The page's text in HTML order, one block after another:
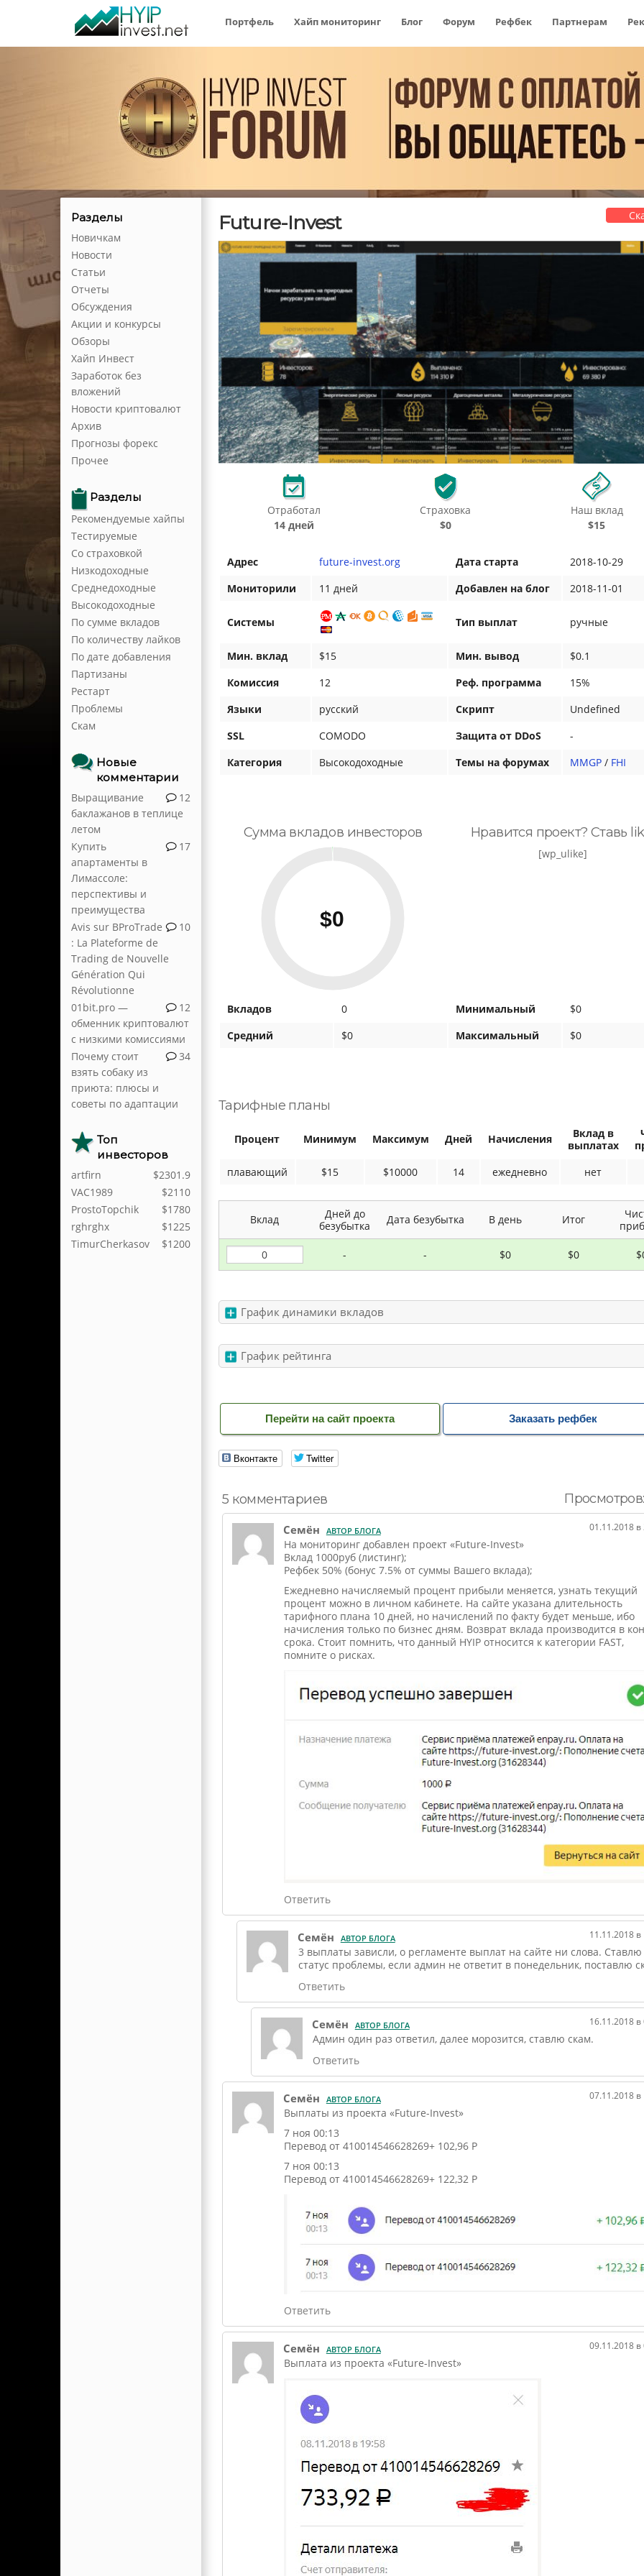
Портфель Хайп мониторинг Блог Форум Рефбек Партнерам
Разделы
Новичкам
Новости
Статьи
Отчеты
Обсуждения
Акции и конкурсы
Обзоры
Хайп Инвест
Заработок без
вложений
Новости криптовалют
Архив
Прогнозы форекс
Прочее
Разделы
Рекомендуемые хайпы
Тестируемые
Со страховкой
Низкодоходные
Среднедоходные
Высокодоходные
По сумме вкладов
По количеству лайков
По дате добавления
Партизаны
Рестарт
Проблемы
Скам
Новые
комментарии
12
Выращивание
баклажанов в теплице
летом
17
Купить
апартаменты в
Лимассоле:
перспективы и
преимущества
10
Avis sur BProTrade
: La Plateforme de
Trading de Nouvelle
Génération Qui
Révolutionne
12
01bit.pro —
обменник криптовалют
с низкими комиссиями
34
Почему стоит
взять собаку из
приюта: плюсы и
советы по адаптации
Топ
инвесторов
$2301.9
artfirn
$2110
VAC1989
$1780
ProstoTopchik
$1225
rghrghx
$1200
TimurCherkasov
Future-Invest
Отработал
14 дней
Страховка
$0
Наш вклад
$15
Адрес future-invest.org Дата старта
2018-10-29
Мониторили
11 дней Добавлен на блог 2018-11-01
Системы Тип выплат ручные
Мин. вклад $15 Мин. вывод
$0.1
Комиссия
12 Реф. программа
15%
Языки
русский Скрипт
Undefined
SSL
COMODO Защита от DDoS
-
Категория
Высокодоходные Темы на форумах MMGP/ FHI
Сумма вкладов инвесторов Нравится проект? Ставь
[wp_ulike]
Вкладов 0 Минимальный
$0
Средний
$0 Максимальный $0
Тарифные планы
Процент Минимум Максимум Дней Начисления
Вклад в
выплатах
плавающий
$15 $10000 14 ежедневно нет
Вклад
Дней до
безубытка
Дата безубытка В день Итог
- - $0 $0
График динамики вкладов
График рейтинга
Перейти на сайт проекта Заказать рефбек
Вконтакте Twitter
5 комментариев
Семён АВТОР БЛОГА 01.11.2018 в
На мониторинг добавлен проект «Future-Invest»
Вклад 1000руб (листинг);
Рефбек 50% (бонус 7.5% от суммы Вашего вклада);
Ежедневно начисляемый процент прибыли меняется, узнать текущий
процент можно в личном кабинете. На сайте указана длительность
тарифного плана 10 дней, но начислений по факту будет меньше, ибо
начисления только по бизнес дням. Возврат вклада производится в
срока. Стоит помнить, что данный HYIP относится к категории FAST,
помните о рисках.
Ответить
Семён АВТОР БЛОГА 11.11.2018 в
3 выплаты зависли, о регламенте выплат на сайте ни слова. Ставлю
статус проблемы, если админ не ответит в понедельник, поставлю
Ответить
Семён АВТОР БЛОГА 16.11.2018 в
Админ один раз ответил, далее морозится, ставлю скам.
Ответить
Семён АВТОР БЛОГА 07.11.2018 в
Выплаты из проекта «Future-Invest»
7 ноя 00:13
Перевод от 410014546628269+ 102,96 Р
7 ноя 00:13
Перевод от 410014546628269+ 122,32 Р
Ответить
Семён АВТОР БЛОГА 09.11.2018 в
Выплата из проекта «Future-Invest»